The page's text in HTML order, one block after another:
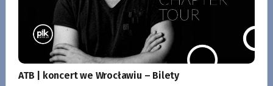
ATB | koncert we Wrocławiu – Bilety